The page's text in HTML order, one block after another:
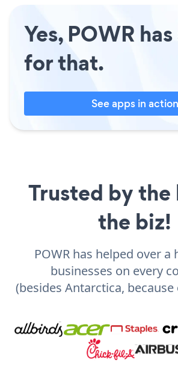
Yes, POWR
for that.
See apps in action
Trusted by the
the biz!
POWR has helped over
businesses on every
(besides Antarctica,